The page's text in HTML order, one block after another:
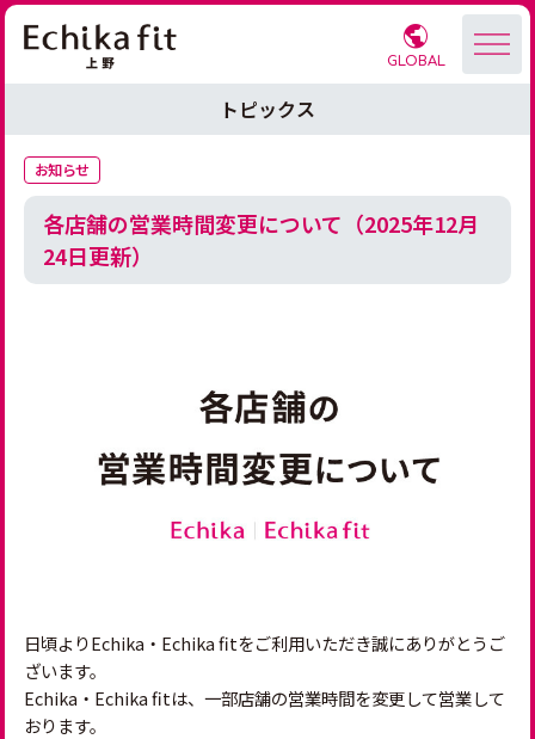
GLOBAL
トピックス
お知らせ
各店舗の営業時間変更について（2025年12月
24日更新）
日頃よりEchika・Echika fitをご利用いただき誠にありがとうご
ざいます。
Echika・Echika fitは、一部店舗の営業時間を変更して営業して
おります。